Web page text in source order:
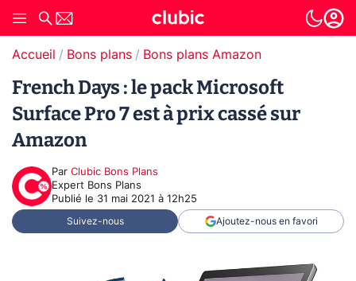
Accueil Bons plans Bons plans Amazon
French Days : le pack Microsoft
Surface Pro 7 est à prix cassé sur
Amazon
Par Clubic Bons Plans
Expert Bons Plans
Publié le 31 mai 2021 à 12h25
Suivez-nous Ajoutez-nous en favori